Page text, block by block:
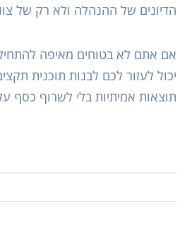
הדיונים של ההנהלה ולא רק של
אם אתם לא בטוחים מאיפה
יכול לעזור לכם לבנות תוכנית
תוצאות אמיתיות בלי לשרוף כסף על